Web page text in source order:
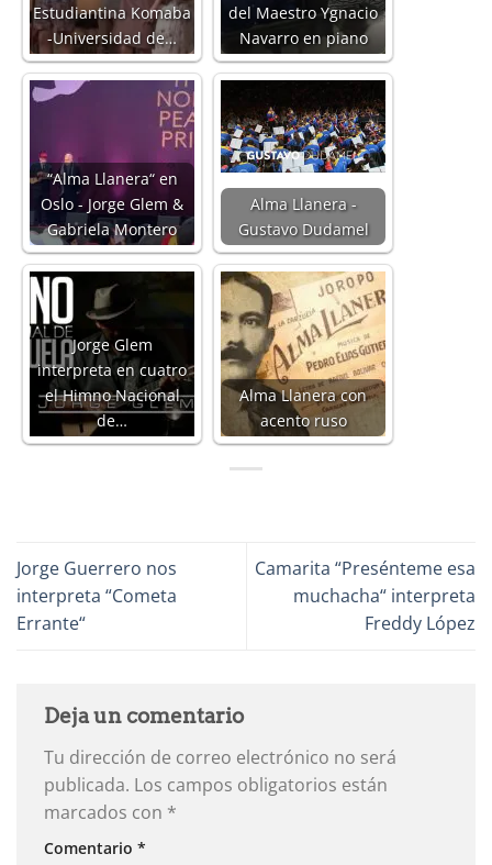
Estudiantina Komaba
-Universidad de…
del Maestro Ygnacio
Navarro en piano
“Alma Llanera“ en
Oslo - Jorge Glem &
Gabriela Montero
Alma Llanera -
Gustavo Dudamel
Jorge Glem
interpreta en cuatro
el Himno Nacional
de…
Alma Llanera con
acento ruso
Jorge Guerrero nos
interpreta “Cometa
Errante“
Camarita “Presénteme esa
muchacha“ interpreta
Freddy López
Deja un comentario
Tu dirección de correo electrónico no será
publicada. Los campos obligatorios están
marcados con *
Comentario *